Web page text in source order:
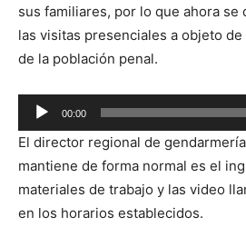
sus familiares, por lo que ahora
las visitas presenciales a objeto
de la población penal.
Reproductor
de
audio
00:00
El director regional de
mantiene de forma normal es el
materiales de trabajo y las video
en los horarios establecidos.